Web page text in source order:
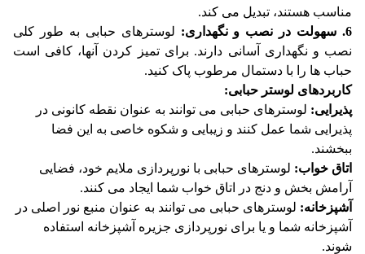
مناسب هستند، تبدیل می کند.
6. سهولت در نصب و نگهداری:
لوسترهای حبابی به طور کلی
نصب و نگهداری آسانی دارند. برای تمیز کردن آنها، کافی است
حباب ها را با دستمال مرطوب پاک کنید.
کاربردهای لوستر حبابی:
پذیرایی: لوسترهای حبابی می توانند به عنوان نقطه کانونی در
پذیرایی شما عمل کنند و زیبایی و شکوه خاصی به این فضا
ببخشند.
اتاق خواب: لوسترهای حبابی با نورپردازی ملایم خود، فضایی
آرامش بخش و دنج در اتاق خواب شما ایجاد می کنند.
آشپزخانه: لوسترهای حبابی می توانند به عنوان منبع نور اصلی در
آشپزخانه شما و یا برای نورپردازی جزیره آشپزخانه استفاده
شوند.